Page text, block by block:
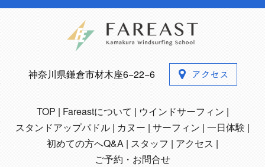
神奈川県鎌倉市材木座6−22−6
TOP Fareastについて
ウインドサーフィン
スタンドアップパドル
カヌー サーフィン 一日体験
初めての方へQ&A
スタッフ
アクセス
ご予約・お問合せ